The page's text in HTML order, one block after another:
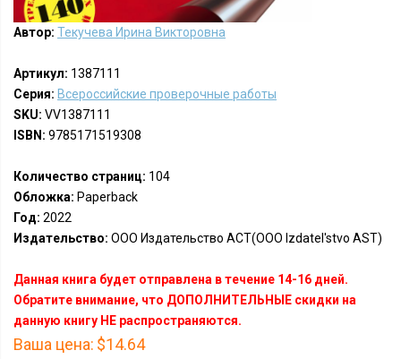
Автор: Текучева Ирина Викторовна
Артикул: 1387111
Серия: Всероссийские проверочные работы
SKU: VV1387111
ISBN: 9785171519308
Количество страниц: 104
Обложка: Paperback
Год: 2022
Издательство: ООО Издательство АСТ(OOO Izdatel'stvo AST)
Данная книга будет отправлена в течение 14-16 дней.
Обратите внимание, что ДОПОЛНИТЕЛЬНЫЕ скидки на
данную книгу НЕ распространяются.
Ваша цена: $14.64